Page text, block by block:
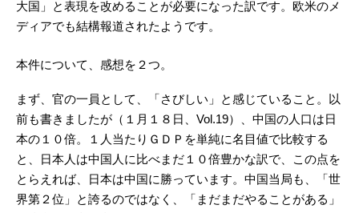
大国」と表現を改めることが必要になった訳です。欧米のメ
ディアでも結構報道されたようです。
本件について、感想を２つ。
まず、官の一員として、「さびしい」と感じていること。以
前も書きましたが（１月１８日、Vol.19）、中国の人口は日
本の１０倍。１人当たりＧＤＰを単純に名目値で比較する
と、日本人は中国人に比べまだ１０倍豊かな訳で、この点を
とらえれば、日本は中国に勝っています。中国当局も、「世
界第２位」と誇るのではなく、「まだまだやることがある」